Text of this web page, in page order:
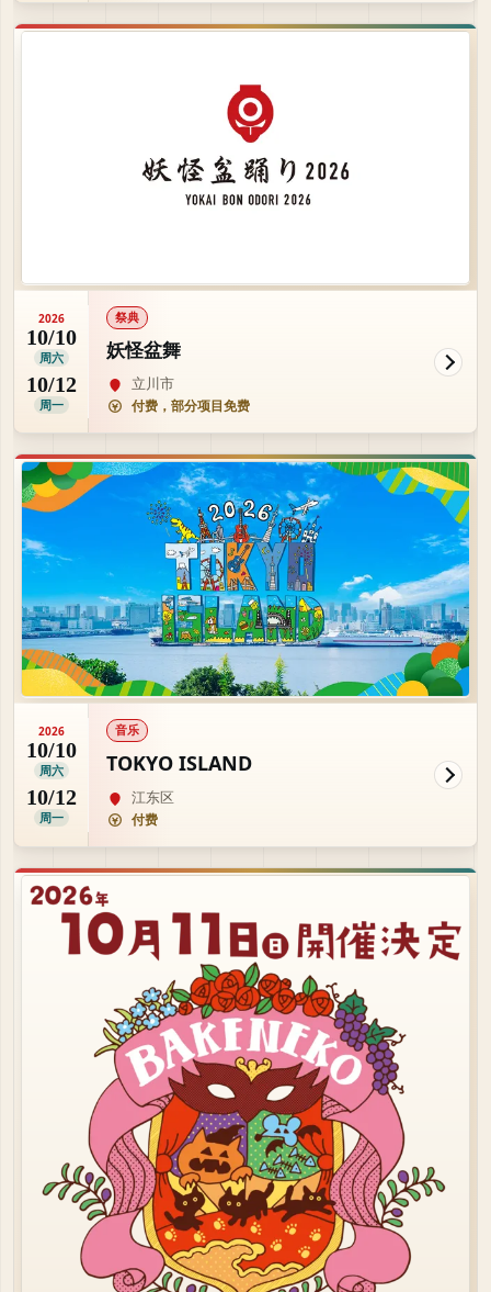
2026
10/10
周六
10/12
周一
祭典
妖怪盆舞
立川市
付费，部分项目免费
2026
10/10
周六
10/12
周一
音乐
TOKYO ISLAND
江东区
付费